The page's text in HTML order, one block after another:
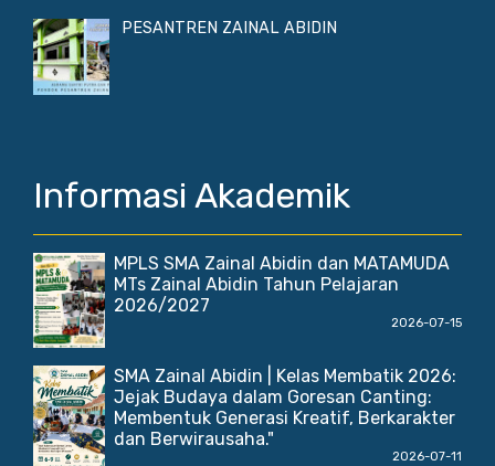
PESANTREN ZAINAL ABIDIN
Informasi Akademik
MPLS SMA Zainal Abidin dan MATAMUDA
MTs Zainal Abidin Tahun Pelajaran
2026/2027
2026-07-15
SMA Zainal Abidin | Kelas Membatik 2026:
Jejak Budaya dalam Goresan Canting:
Membentuk Generasi Kreatif, Berkarakter
dan Berwirausaha."
2026-07-11